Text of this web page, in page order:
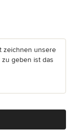
zeichnen unsere
geben ist das